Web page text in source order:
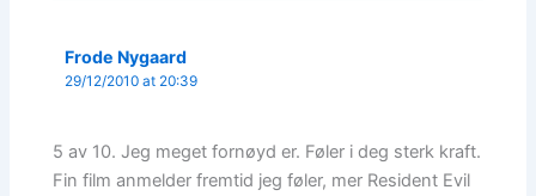
Frode Nygaard
29/12/2010 at 20:39
5 av 10. Jeg meget fornøyd er. Føler i deg sterk kraft.
Fin film anmelder fremtid jeg føler, mer Resident Evil